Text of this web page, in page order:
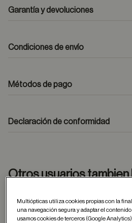
Garantía y devoluciones
Condiciones de envío
Métodos de pago
Declaración de conformidad
Otros usuarios
Multiópticas utiliza cookies propias con la
una navegación segura y adaptar el contenido
usamos cookies de terceros (Google